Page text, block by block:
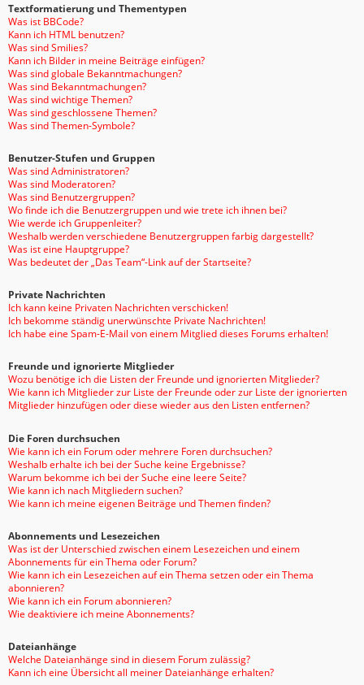
Textformatierung und Thementypen
Was ist BBCode?
Kann ich HTML benutzen?
Was sind Smilies?
Kann ich Bilder in meine Beiträge einfügen?
Was sind globale Bekanntmachungen?
Was sind Bekanntmachungen?
Was sind wichtige Themen?
Was sind geschlossene Themen?
Was sind Themen-Symbole?
Benutzer-Stufen und Gruppen
Was sind Administratoren?
Was sind Moderatoren?
Was sind Benutzergruppen?
Wo finde ich die Benutzergruppen und wie trete ich ihnen bei?
Wie werde ich Gruppenleiter?
Weshalb werden verschiedene Benutzergruppen farbig dargestellt?
Was ist eine Hauptgruppe?
Was bedeutet der „Das Team“-Link auf der Startseite?
Private Nachrichten
Ich kann keine Privaten Nachrichten verschicken!
Ich bekomme ständig unerwünschte Private Nachrichten!
Ich habe eine Spam-E-Mail von einem Mitglied dieses Forums erhalten!
Freunde und ignorierte Mitglieder
Wozu benötige ich die Listen der Freunde und ignorierten Mitglieder?
Wie kann ich Mitglieder zur Liste der Freunde oder zur Liste der ignorierten
Mitglieder hinzufügen oder diese wieder aus den Listen entfernen?
Die Foren durchsuchen
Wie kann ich ein Forum oder mehrere Foren durchsuchen?
Weshalb erhalte ich bei der Suche keine Ergebnisse?
Warum bekomme ich bei der Suche eine leere Seite?
Wie kann ich nach Mitgliedern suchen?
Wie kann ich meine eigenen Beiträge und Themen finden?
Abonnements und Lesezeichen
Was ist der Unterschied zwischen einem Lesezeichen und einem
Abonnements für ein Thema oder Forum?
Wie kann ich ein Lesezeichen auf ein Thema setzen oder ein Thema
abonnieren?
Wie kann ich ein Forum abonnieren?
Wie deaktiviere ich meine Abonnements?
Dateianhänge
Welche Dateianhänge sind in diesem Forum zulässig?
Kann ich eine Übersicht all meiner Dateianhänge erhalten?